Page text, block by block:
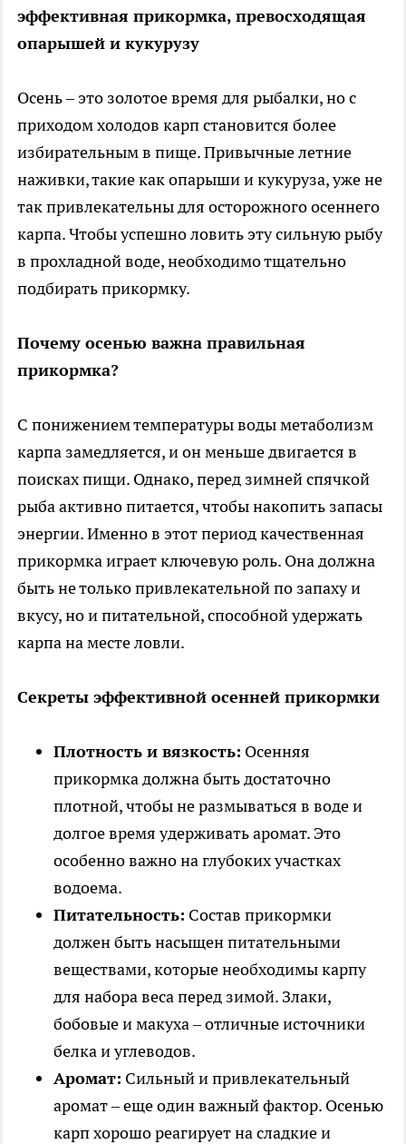
эффективная прикормка, превосходящая
опарышей и кукурузу
Осень – это золотое время для рыбалки, но с
приходом холодов карп становится более
избирательным в пище. Привычные летние
наживки, такие как опарыши и кукуруза, уже не
так привлекательны для осторожного осеннего
карпа. Чтобы успешно ловить эту сильную рыбу
в прохладной воде, необходимо тщательно
подбирать прикормку.
Почему осенью важна правильная
прикормка?
С понижением температуры воды метаболизм
карпа замедляется, и он меньше двигается в
поисках пищи. Однако, перед зимней спячкой
рыба активно питается, чтобы накопить запасы
энергии. Именно в этот период качественная
прикормка играет ключевую роль. Она должна
быть не только привлекательной по запаху и
вкусу, но и питательной, способной удержать
карпа на месте ловли.
Секреты эффективной осенней прикормки
Плотность и вязкость: Осенняя
прикормка должна быть достаточно
плотной, чтобы не размываться в воде и
долгое время удерживать аромат. Это
особенно важно на глубоких участках
водоема.
Питательность: Состав прикормки
должен быть насыщен питательными
веществами, которые необходимы карпу
для набора веса перед зимой. Злаки,
бобовые и макуха – отличные источники
белка и углеводов.
Аромат: Сильный и привлекательный
аромат – еще один важный фактор. Осенью
карп хорошо реагирует на сладкие и